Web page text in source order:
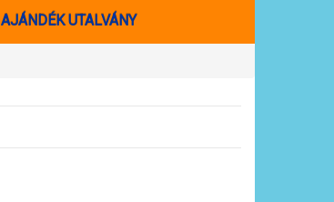
AJÁNDÉK UTALVÁNY